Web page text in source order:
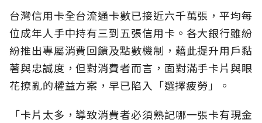
台灣信用卡全台流通卡數已接近六千萬張，平均每
位成年人手中持有三到五張信用卡。各大銀行雖紛
紛推出專屬消費回饋及點數機制，藉此提升用戶黏
著與忠誠度，但對消費者而言，面對滿手卡片與眼
花撩亂的權益方案，早已陷入「選擇疲勞」。
「卡片太多，導致消費者必須熟記哪一張卡有現金